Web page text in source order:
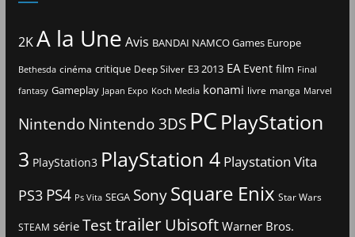
2KA la Une Avis BANDAI NAMCO Games Europe
Bethesda cinéma critique Deep Silver E3 2013 EA Event film Final
fantasy Gameplay Japan Expo Koch Media konami livre manga Marvel
Nintendo Nintendo 3DS PCPlayStation
3 PlayStation3 PlayStation 4 Playstation Vita
PS3 PS4 Ps Vita SEGA Sony Square Enix Star Wars
STEAM série TesttrailerUbisoftWarner Bros.